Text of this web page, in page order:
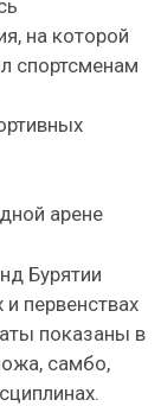
на которой
спортсменам
арене
Бурятии
первенствах
показаны в
самбо,